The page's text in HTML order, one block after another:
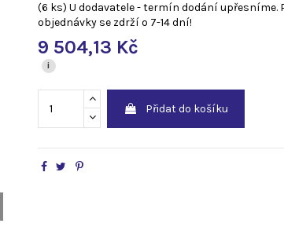
(6 ks) U dodavatele - termín dodání upřesníme.
objednávky se zdrží o 7-14 dní!
9 504,13 Kč
i
Přidat do košíku